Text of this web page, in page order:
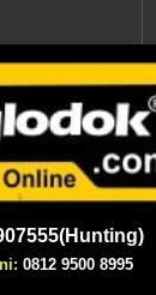
0812 9500 8995